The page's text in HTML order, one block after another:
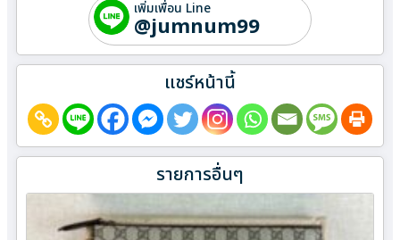
เพิ่มเพื่อน Line
@jumnum99
แชร์หน้านี้
รายการอื่นๆ